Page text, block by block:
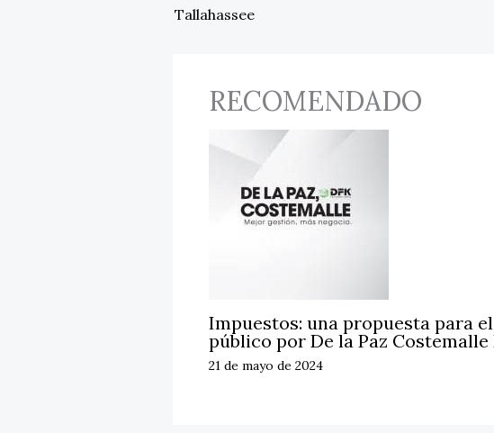
Tallahassee
RECOMENDADO
Impuestos: una propuesta para
público por De la Paz Costemalle
21 de mayo de 2024